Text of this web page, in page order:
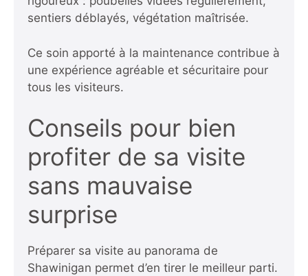
sentiers déblayés, végétation maîtrisée.
Ce soin apporté à la maintenance contribue à
une expérience agréable et sécuritaire pour
tous les visiteurs.
Conseils pour bien
profiter de sa visite
sans mauvaise
surprise
Préparer sa visite au panorama de
Shawinigan permet d’en tirer le meilleur parti.